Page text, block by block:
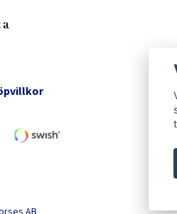
AB